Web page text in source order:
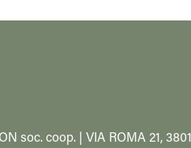
soc. coop. | VIA ROMA 21,